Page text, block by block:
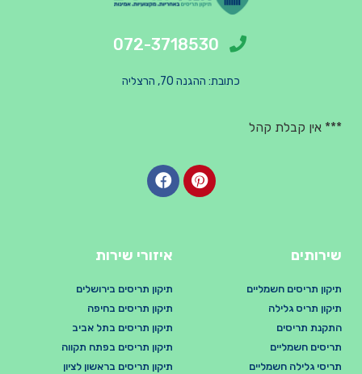
072-3718530
כתובת: ההגנה 70, הרצליה
*** אין קבלת קהל
שירותים
תיקון תריסים חשמליים
תיקון תריס גלילה
התקנת תריסים
תריסים חשמליים
תריסי גלילה חשמליים
איזורי שירות
תיקון תריסים בירושלים
תיקון תריסים בחיפה
תיקון תריסים בתל אביב
תיקון תריסים בפתח תקווה
תיקון תריסים בראשון לציון